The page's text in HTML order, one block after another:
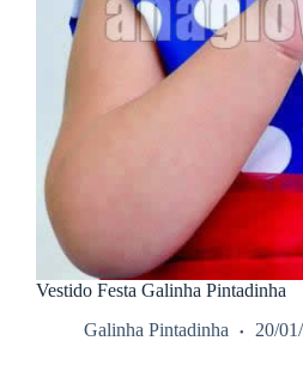
Vestido Festa Galinha Pintadinha
Galinha Pintadinha
20/